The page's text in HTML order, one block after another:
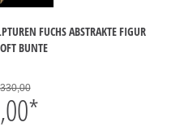
FUCHS ABSTRAKTE FIGUR
BUNTE
*